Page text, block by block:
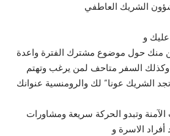
الشريك العاطفي
و
منك حول موضوع مشترك الفترة واعدة
السفر متاحف لمن يرغب وتهتم
الشريك عونا” لك والرومنسية عنوانك
الآمنة وتبدو الحركة سريعة ومشاورات
الاسرة و